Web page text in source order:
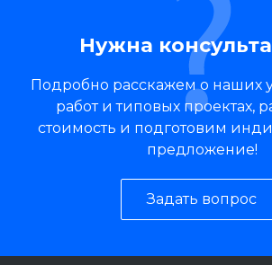
Нужна
Подробно расскажем о наших
работ и типовых проектах,
стоимость и подготовим
предложение!
Задать вопрос